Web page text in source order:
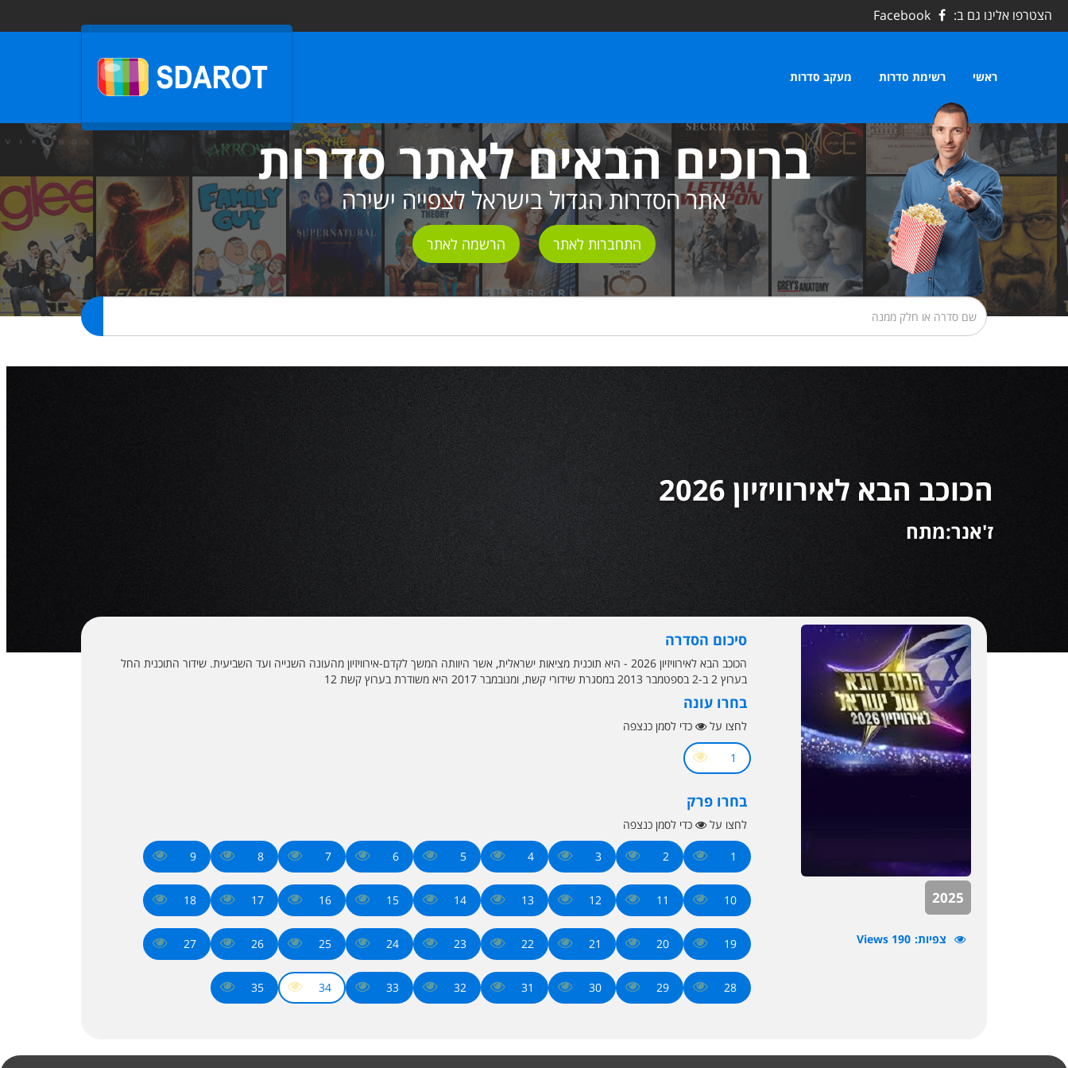
הצטרפו אלינו גם ב: Facebook
ראשי רשימת סדרות מעקב סדרות
ברוכים הבאים לאתר סדרות
אתר הסדרות הגדול בישראל לצפייה ישירה
התחברות לאתר הרשמה לאתר
הכוכב הבא לאירוויזיון 2026
ז'אנר:מתח
2025
צפיות 190 Views
סיכום הסדרה
הכוכב הבא לאירוויזיון 2026 - היא תוכנית מציאות ישראלית, אשר היוותה המשך לקדם-אירוויזיון מהעונה השנייה ועד השביעית. שידור התוכנית החל
בערוץ 2 ב-2 בספטמבר 2013 במסגרת שידורי קשת, ומנובמבר 2017 היא משודרת בערוץ קשת 12
בחרו עונה
לחצו על כדי לסמן כנצפה
1
בחרו פרק
לחצו על כדי לסמן כנצפה
1
2
3
4
5
6
7
8
9
10
11
12
13
14
15
16
17
18
19
20
21
22
23
24
25
26
27
28
29
30
31
32
33
34
35